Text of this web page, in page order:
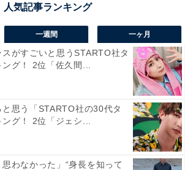
らにも合いやすく、日持ちもして配
しそう」（40代女性／群馬県）、
でも食べれそう」（10代女性／佐賀
まりました。
一週間 一ヶ月
スがすごいと思うSTARTO社タ
グ！ 2位「佐久間...
思う「STARTO社の30代タ
グ！ 2位「ジェシ...
思わなかった」“身長を知って